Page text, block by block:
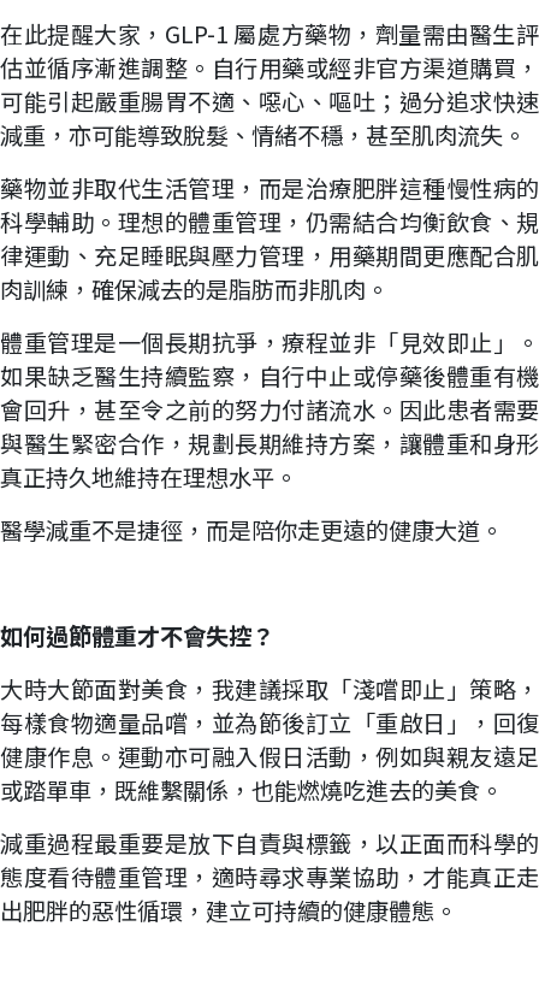
在此提醒大家，GLP-1 屬處方藥物，劑量需由醫生評
估並循序漸進調整。自行用藥或經非官方渠道購買，
可能引起嚴重腸胃不適、噁心、嘔吐；過分追求快速
減重，亦可能導致脫髮、情緒不穩，甚至肌肉流失。
藥物並非取代生活管理，而是治療肥胖這種慢性病的
科學輔助。理想的體重管理，仍需結合均衡飲食、規
律運動、充足睡眠與壓力管理，用藥期間更應配合肌
肉訓練，確保減去的是脂肪而非肌肉。
體重管理是一個長期抗爭，療程並非「見效即止」。
如果缺乏醫生持續監察，自行中止或停藥後體重有機
會回升，甚至令之前的努力付諸流水。因此患者需要
與醫生緊密合作，規劃長期維持方案，讓體重和身形
真正持久地維持在理想水平。
醫學減重不是捷徑，而是陪你走更遠的健康大道。
如何過節體重才不會失控？
大時大節面對美食，我建議採取「淺嚐即止」策略，
每樣食物適量品嚐，並為節後訂立「重啟日」，回復
健康作息。運動亦可融入假日活動，例如與親友遠足
或踏單車，既維繫關係，也能燃燒吃進去的美食。
減重過程最重要是放下自責與標籤，以正面而科學的
態度看待體重管理，適時尋求專業協助，才能真正走
出肥胖的惡性循環，建立可持續的健康體態。